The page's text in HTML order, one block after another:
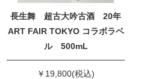
長生舞 超古大吟古酒 20年
ART FAIR TOKYO コラボラベ
ル 500mL
￥19,800(税込)